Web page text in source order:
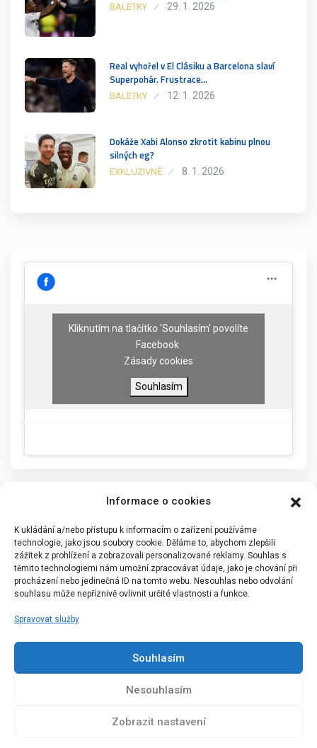
Informace o cookies
K ukládání a/nebo přístupu k informacím o zařízení používáme
technologie, jako jsou soubory cookie. Děláme to, abychom zlepšili
zážitek z prohlížení a zobrazovali personalizované reklamy. Souhlas s
těmito technologiemi nám umožní zpracovávat údaje, jako je chování při
procházení nebo jedinečná ID na tomto webu. Nesouhlas nebo odvolání
souhlasu může nepříznivě ovlivnit určité vlastnosti a funkce.
Spravovat služby
Souhlasím
Nesouhlasím
Zobrazit nastavení
BALETKY 29. 1. 2026
Real vyhořel v El Clásiku a Barcelona slaví
Superpohár. Frustrace…
BALETKY 12. 1. 2026
Dokáže Xabi Alonso zkrotit kabinu plnou
silných eg?
EXKLUZIVNĚ 8. 1. 2026
Kliknutím na tlačítko 'Souhlasím' povolíte
Facebook
Zásady cookies
Souhlasím
Kopírování obsahu je přísně zakázáno.